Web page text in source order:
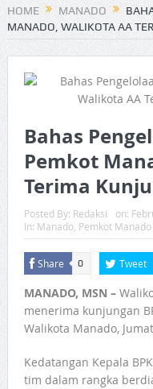
HOME MANADO
MANADO, WALIKOTA AA
Bahas
Pemkot
Terima
Posted By: Redaksi on:
In: Manado, Pemkot Manado
Share 0 Tweet
MANADO, MSN –
menerima kunjungan
Walikota Manado,
Kedatangan Kepala
tim dalam rangka